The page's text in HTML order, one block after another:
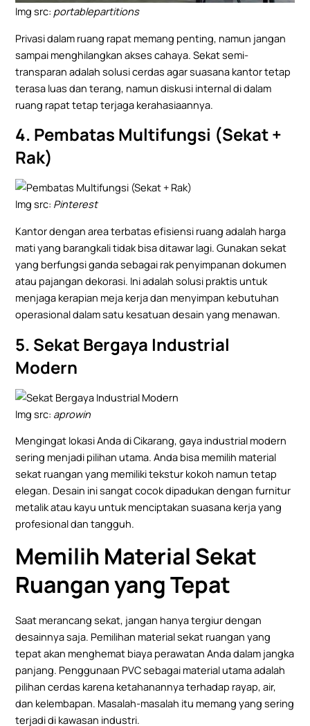
Img src: portablepartitions
Privasi dalam ruang rapat memang penting, namun jangan
sampai menghilangkan akses cahaya. Sekat semi-
transparan adalah solusi cerdas agar suasana kantor tetap
terasa luas dan terang, namun diskusi internal di dalam
ruang rapat tetap terjaga kerahasiaannya.
4. Pembatas Multifungsi (Sekat +
Rak)
Img src: Pinterest
Kantor dengan area terbatas efisiensi ruang adalah harga
mati yang barangkali tidak bisa ditawar lagi. Gunakan sekat
yang berfungsi ganda sebagai rak penyimpanan dokumen
atau pajangan dekorasi. Ini adalah solusi praktis untuk
menjaga kerapian meja kerja dan menyimpan kebutuhan
operasional dalam satu kesatuan desain yang menawan.
5. Sekat Bergaya Industrial
Modern
Img src: aprowin
Mengingat lokasi Anda di Cikarang, gaya industrial modern
sering menjadi pilihan utama. Anda bisa memilih material
sekat ruangan yang memiliki tekstur kokoh namun tetap
elegan. Desain ini sangat cocok dipadukan dengan furnitur
metalik atau kayu untuk menciptakan suasana kerja yang
profesional dan tangguh.
Memilih Material Sekat
Ruangan yang Tepat
Saat merancang sekat, jangan hanya tergiur dengan
desainnya saja. Pemilihan material sekat ruangan yang
tepat akan menghemat biaya perawatan Anda dalam jangka
panjang. Penggunaan PVC sebagai material utama adalah
pilihan cerdas karena ketahanannya terhadap rayap, air,
dan kelembapan. Masalah-masalah itu memang yang sering
terjadi di kawasan industri.